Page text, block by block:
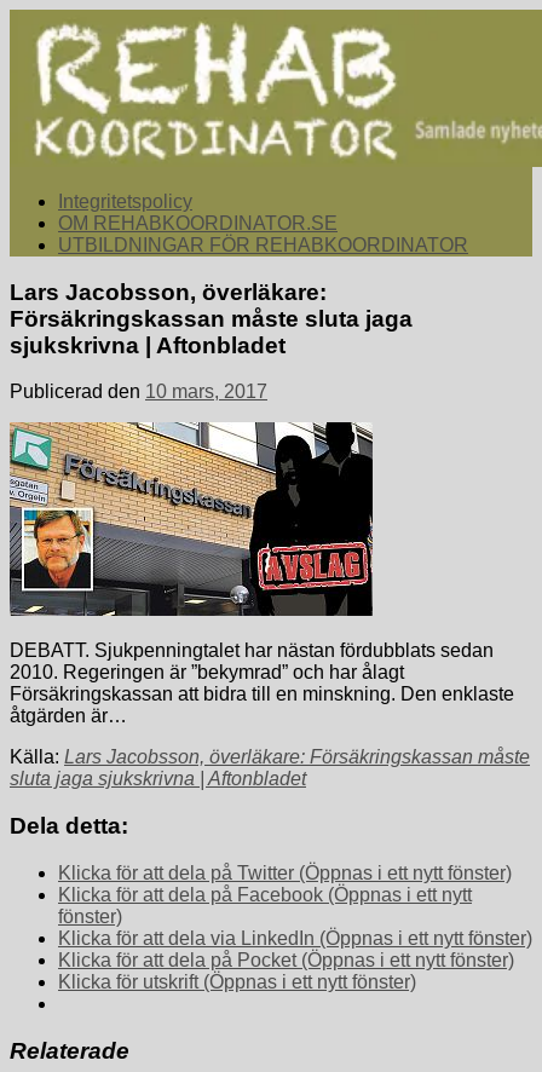
Hoppa
innehåll
rehabkoordinator.se
Samlade nyheter för dig som arbetar med att koordinera och
samordna rehabiliterande åtgärder för återgång i arbete.
Integritetspolicy
OM REHABKOORDINATOR.SE
UTBILDNINGAR FÖR REHABKOORDINATOR
Lars Jacobsson, överläkare:
Försäkringskassan måste sluta jaga
sjukskrivna | Aftonbladet
Publicerad den 10 mars, 2017
DEBATT. Sjukpenningtalet har nästan fördubblats sedan
2010. Regeringen är ”bekymrad” och har ålagt
Försäkringskassan att bidra till en minskning. Den enklaste
åtgärden är…
Källa: Lars Jacobsson, överläkare: Försäkringskassan måste
sluta jaga sjukskrivna | Aftonbladet
Dela detta:
Klicka för att dela på Twitter (Öppnas i ett nytt fönster)
Klicka för att dela på Facebook (Öppnas i ett nytt
fönster)
Klicka för att dela via LinkedIn (Öppnas i ett nytt fönster)
Klicka för att dela på Pocket (Öppnas i ett nytt fönster)
Klicka för utskrift (Öppnas i ett nytt fönster)
Relaterade